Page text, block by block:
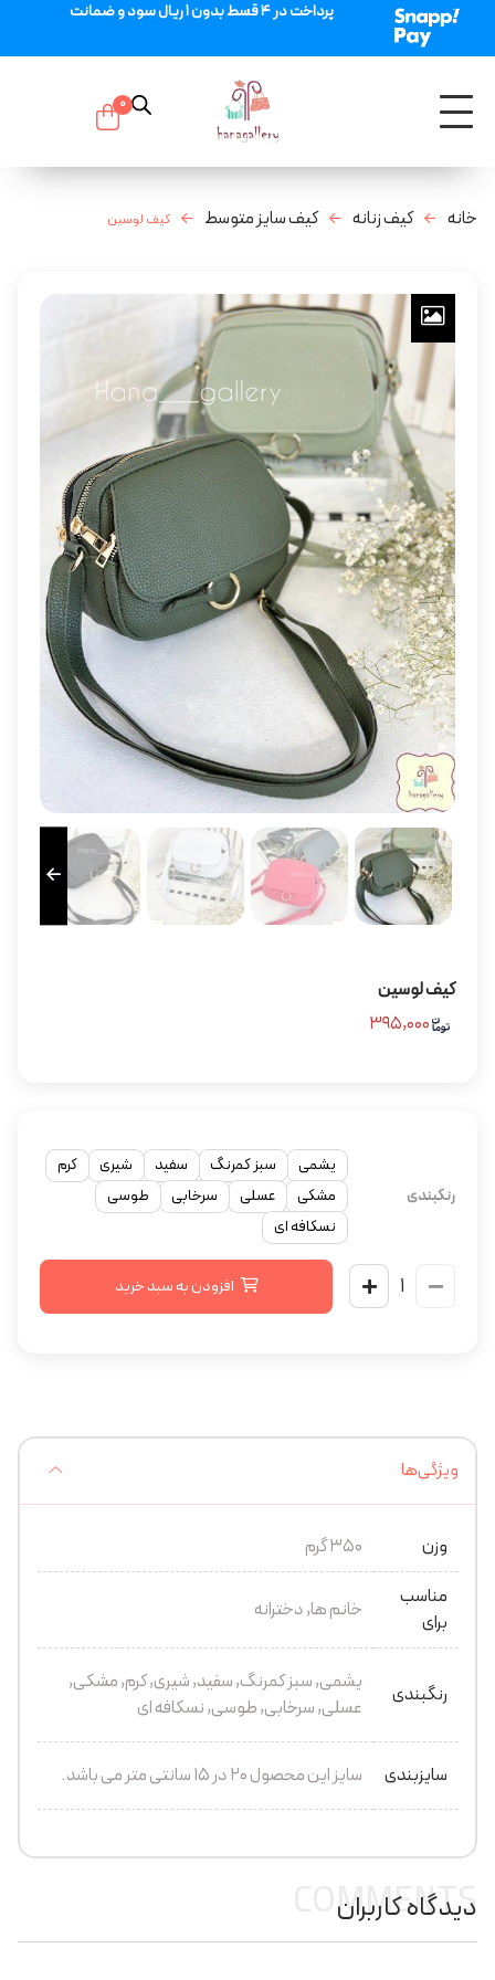
پرداخت در 4 قسط بدون 1 ریال سود و ضمانت
0
خانه کیف زنانه کیف سایز متوسط کیف لوسین
کیف لوسین
رنگبندی
یشمی سبز کمرنگ سفید شیری
کرم
مشکی
عسلی سرخابی
طوسی
نسکافه ای
افزودن به سبد خرید
ویژگی‌ها
وزن
350 گرم
مناسب
برای
خانم ها, دخترانه
رنگبندی
یشمی, سبز کمرنگ, سفید, شیری, کرم, مشکی,
عسلی, سرخابی, طوسی, نسکافه ای
سایزبندی سایز این محصول ۲۰ در ۱۵ سانتی متر می باشد.
دیدگاه کاربران
COMMENTS